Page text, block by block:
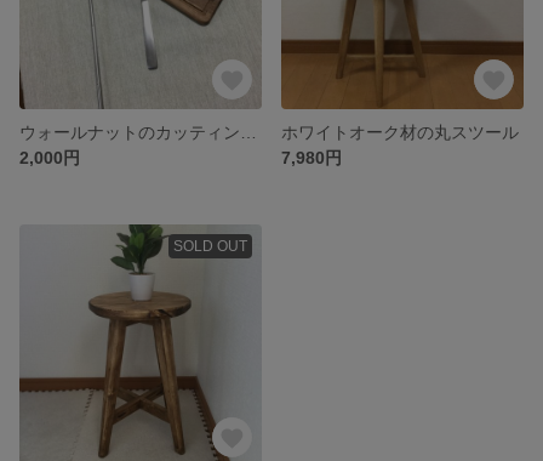
2,000円
ホワイトオーク材の丸スツール
7,980円
SOLD OUT